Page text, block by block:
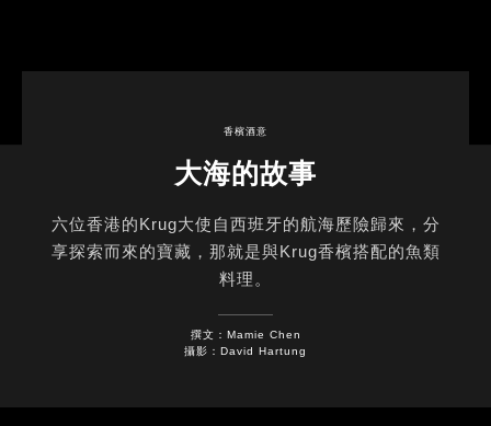
香檳酒意
大海的故事
六位香港的Krug大使自西班牙的航海歷險歸來，分
享探索而來的寶藏，那就是與Krug香檳搭配的魚類
料理。
撰文：Mamie Chen
攝影：David Hartung